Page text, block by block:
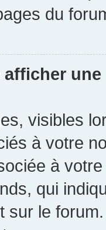
du
visibles
à votre
à
qui
sur le